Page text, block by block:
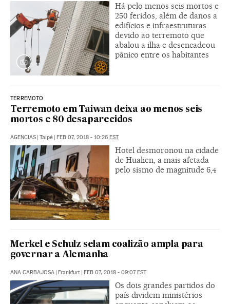
Há pelo menos seis mortos e
250 feridos, além de danos a
edifícios e infraestruturas
devido ao terremoto que
abalou a ilha e desencadeou
pânico entre os habitantes
TERREMOTO
Terremoto em Taiwan deixa ao menos seis
mortos e 80 desaparecidos
AGENCIAS | Taipé | FEB 07, 2018 - 10:26 EST
Hotel desmoronou na cidade
de Hualien, a mais afetada
pelo sismo de magnitude 6,4
Merkel e Schulz selam coalizão ampla para
governar a Alemanha
ANA CARBAJOSA | Frankfurt | FEB 07, 2018 - 09:07EST
Os dois grandes partidos do
país dividem ministérios